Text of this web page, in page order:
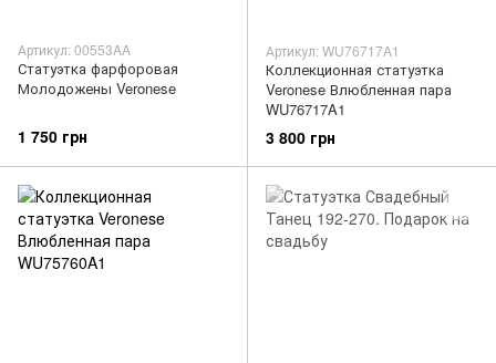
Артикул: 00553AA
Статуэтка фарфоровая
Молодожены Veronese
1 750 грн
Артикул: WU76717A1
Коллекционная статуэтка
Veronese Влюбленная пара
WU76717A1
3 800 грн